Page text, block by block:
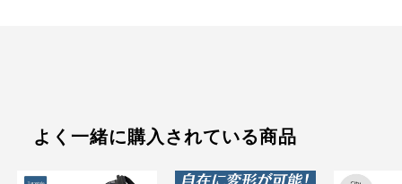
よく一緒に購入されている商品